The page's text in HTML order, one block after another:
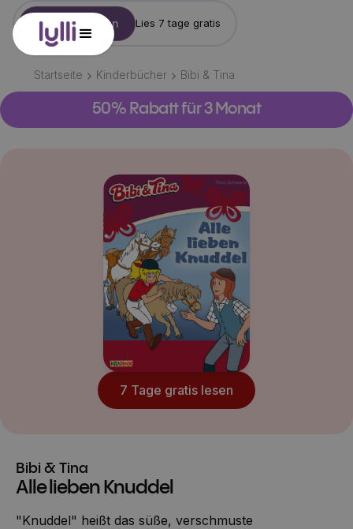
Konto erstellen Lies 7 tage gratis
Startseite Kinderbücher Bibi & Tina
50% Rabatt für 3 Monat
7 Tage gratis lesen
Bibi & Tina
Alle lieben Knuddel
"Knuddel" heißt das süße, verschmuste